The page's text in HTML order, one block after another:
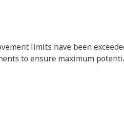
limits have been
to ensure maximum